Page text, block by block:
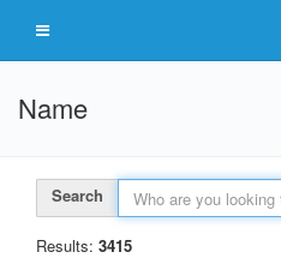
Name
Search
Results: 3415